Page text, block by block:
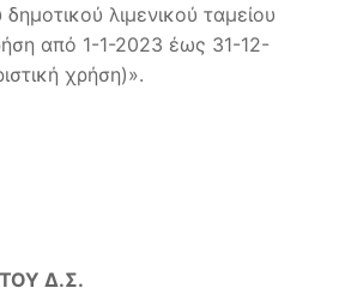
λιμενικού ταμείου
από 1-1-2023 έως 31-12-
χρήση)».
Δ.Σ.